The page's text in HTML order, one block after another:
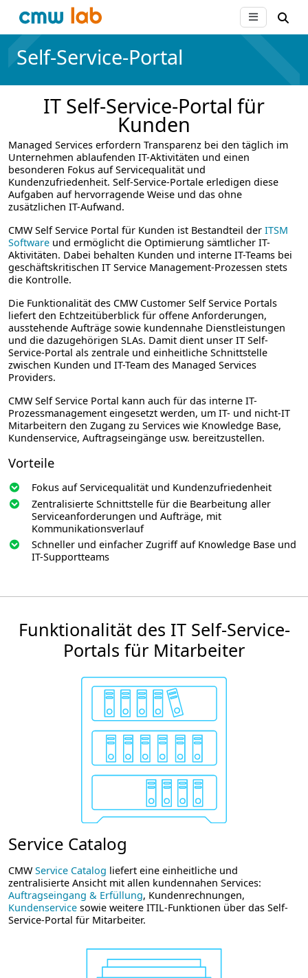
Self-Service-Portal
IT Self-Service-Portal für
Kunden
Managed Services erfordern Transparenz bei den täglich im
Unternehmen ablaufenden IT-Aktivitäten und einen
besonderen Fokus auf Servicequalität und
Kundenzufriedenheit. Self-Service-Portale erledigen diese
Aufgaben auf hervorragende Weise und das ohne
zusätzlichen IT-Aufwand.
CMW Self Service Portal für Kunden ist Bestandteil der ITSM
Software und ermöglicht die Optimierung sämtlicher IT-
Aktivitäten. Dabei behalten Kunden und interne IT-Teams bei
geschäftskritischen IT Service Management-Prozessen stets
die Kontrolle.
Die Funktionalität des CMW Customer Self Service Portals
liefert den Echtzeitüberblick für offene Anforderungen,
ausstehende Aufträge sowie kundennahe Dienstleistungen
und die dazugehörigen SLAs. Damit dient unser IT Self-
Service-Portal als zentrale und einheitliche Schnittstelle
zwischen Kunden und IT-Team des Managed Services
Providers.
CMW Self Service Portal kann auch für das interne IT-
Prozessmanagement eingesetzt werden, um IT- und nicht-IT
Mitarbeitern den Zugang zu Services wie Knowledge Base,
Kundenservice, Auftragseingänge usw. bereitzustellen.
Vorteile
Fokus auf Servicequalität und Kundenzufriedenheit
Zentralisierte Schnittstelle für die Bearbeitung aller
Serviceanforderungen und Aufträge, mit
Kommunikations­verlauf
Schneller und einfacher Zugriff auf Knowledge Base und
IT-Supportteams
Funktionalität des IT Self-Service-
Portals für Mitarbeiter
Service Catalog
CMW Service Catalog liefert eine einheitliche und
zentralisierte Ansicht mit allen kundennahen Services:
Auftragseingang & Erfüllung, Kundenrechnungen,
Kundenservice sowie weitere ITIL-Funktionen über das Self-
Service-Portal für Mitarbeiter.